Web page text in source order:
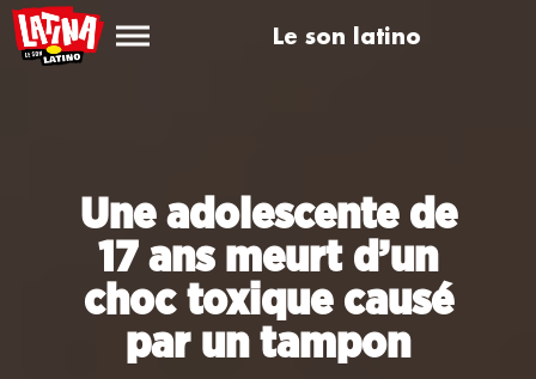
Le son latino
Une adolescente de
17 ans meurt d’un
choc toxique causé
par un tampon